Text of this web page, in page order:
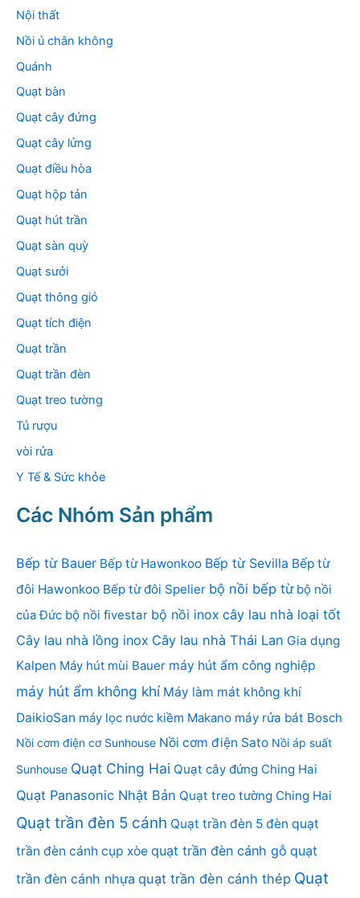
Nội thất
Nồi ủ chân không
Quánh
Quạt bàn
Quạt cây đứng
Quạt cây lửng
Quạt điều hòa
Quạt hộp tản
Quạt hút trần
Quạt sàn quỳ
Quạt sưởi
Quạt thông gió
Quạt tích điện
Quạt trần
Quạt trần đèn
Quạt treo tường
Tủ rượu
vòi rửa
Y Tế & Sức khỏe
Các Nhóm Sản phẩm
Bếp từ Bauer Bếp từ Hawonkoo Bếp từ Sevilla Bếp từ
đôi Hawonkoo Bếp từ đôi Spelier bộ nồi bếp từ bộ nồi
của Đức bộ nồi fivestar bộ nồi inox cây lau nhà loại tốt
Cây lau nhà lồng inox Cây lau nhà Thái Lan Gia dụng
Kalpen Máy hút mùi Bauer máy hút ẩm công nghiệp
máy hút ẩm không khí Máy làm mát không khí
DaikioSan máy lọc nước kiềm Makano máy rửa bát Bosch
Nồi cơm điện cơ Sunhouse Nồi cơm điện Sato Nồi áp suất
Sunhouse Quạt Ching Hai Quạt cây đứng Ching Hai
Quạt Panasonic Nhật Bản Quạt treo tường Ching Hai
Quạt trần đèn 5 cánh Quạt trần đèn 5 đèn quạt
trần đèn cánh cụp xòe quạt trần đèn cánh gỗ quạt
trần đèn cánh nhựa quạt trần đèn cánh thép Quạt